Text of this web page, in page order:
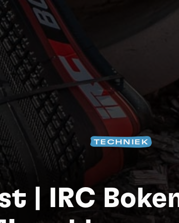
| IRC
TECHNIEK